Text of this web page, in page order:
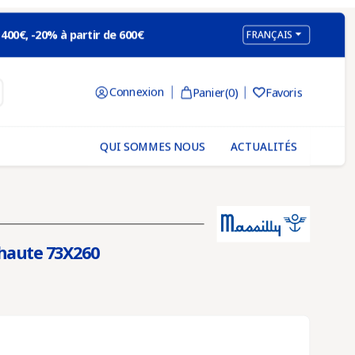
-20% à partir de 600€ FRANÇAIS
Connexion Panier(0) Favoris
ACTUALITÉS
QUI SOMMES NOUS
73X260
promotions,